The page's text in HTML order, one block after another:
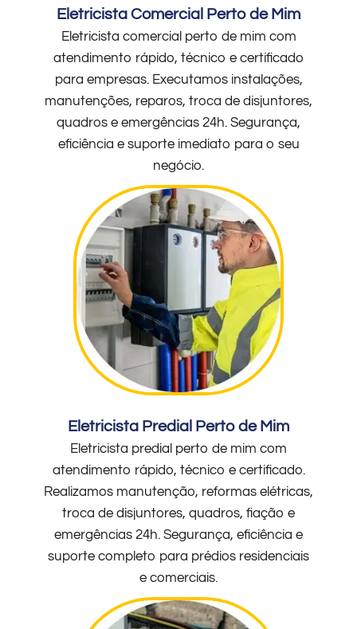
Eletricista Comercial Perto de Mim
Eletricista comercial perto de mim com
atendimento rápido, técnico e certificado
para empresas. Executamos instalações,
manutenções, reparos, troca de disjuntores,
quadros e emergências 24h. Segurança,
eficiência e suporte imediato para o seu
negócio.
Eletricista Predial Perto de Mim
Eletricista predial perto de mim com
atendimento rápido, técnico e certificado.
Realizamos manutenção, reformas elétricas,
troca de disjuntores, quadros, fiação e
emergências 24h. Segurança, eficiência e
suporte completo para prédios residenciais
e comerciais.